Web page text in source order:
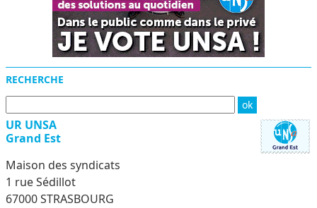
RECHERCHE
UR UNSA
Grand Est
Maison des syndicats
1 rue Sédillot
67000 STRASBOURG